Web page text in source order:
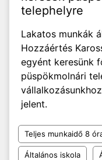
telephelyre
Lakatos munkák
Hozzáértés
egyént keresünk
püspökmolnári
jelent.
Teljes munkaidő 8
Általános iskola